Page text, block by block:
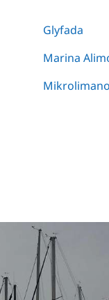
Glyfada
Marina
Mikrolimano